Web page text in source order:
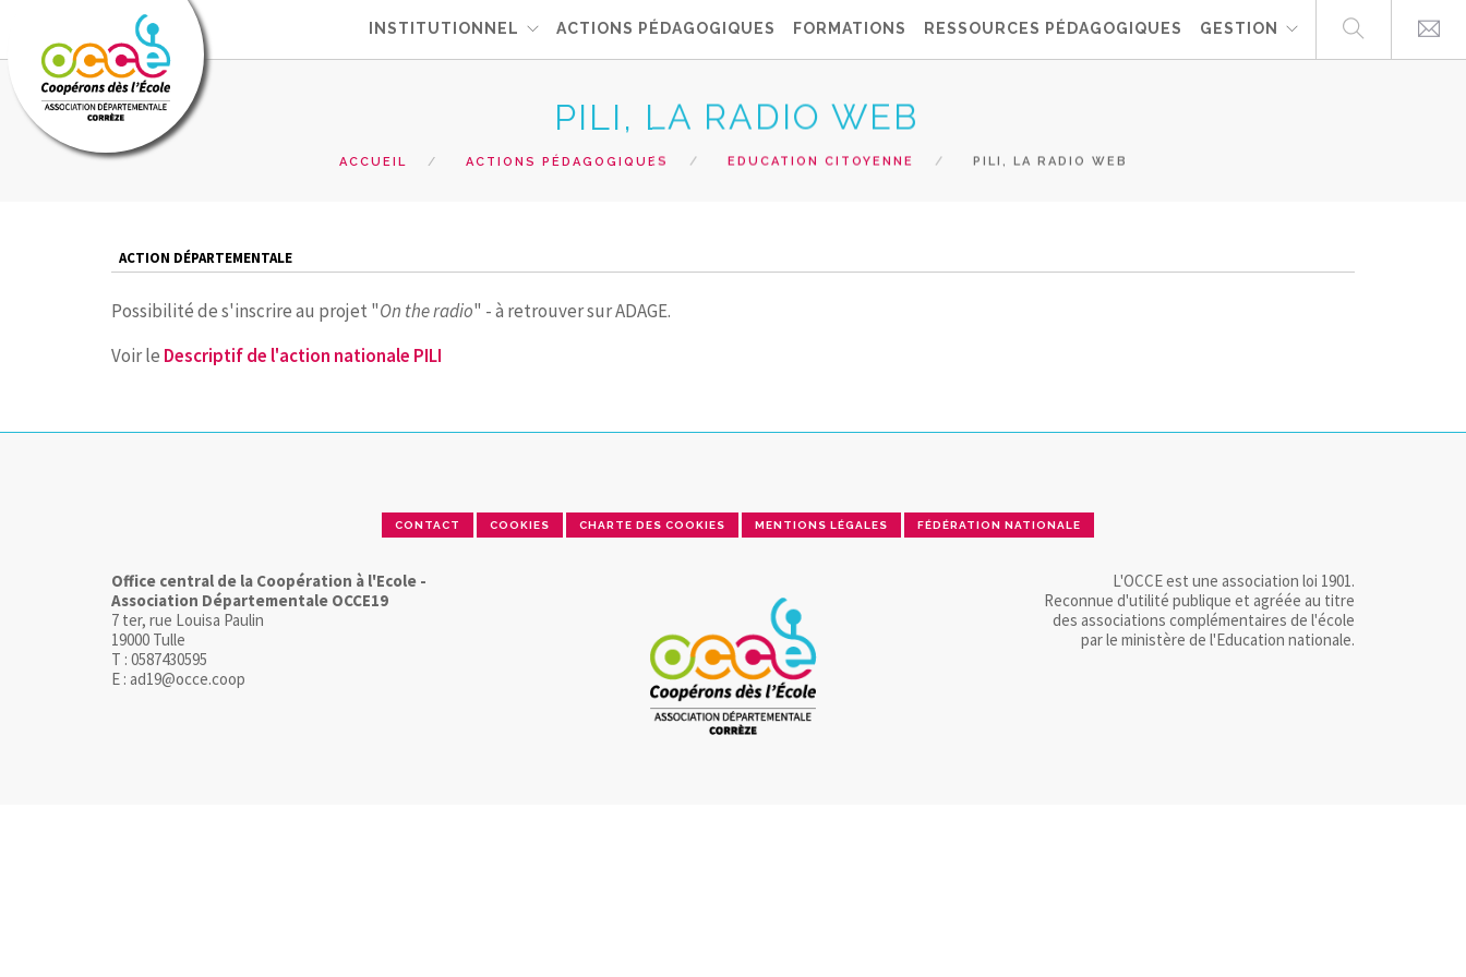
INSTITUTIONNEL ACTIONS PÉDAGOGIQUES FORMATIONS RESSOURCES PÉDAGOGIQUES GESTION
PILI, LA RADIO WEB
ACCUEIL ACTIONS PÉDAGOGIQUES EDUCATION CITOYENNE PILI, LA RADIO WEB
ACTION DÉPARTEMENTALE
Possibilité de s'inscrire au projet "On the radio" - à retrouver sur ADAGE.
Voir le Descriptif de l'action nationale PILI
CONTACT COOKIES CHARTE DES COOKIES MENTIONS LÉGALES FÉDÉRATION NATIONALE
Office central de la Coopération à l'Ecole -
Association Départementale OCCE19
7 ter, rue Louisa Paulin
19000 Tulle
T : 0587430595
E : ad19@occe.coop
L'OCCE est une association loi 1901.
Reconnue d'utilité publique et agréée au titre
des associations complémentaires de l'école
par le ministère de l'Education nationale.